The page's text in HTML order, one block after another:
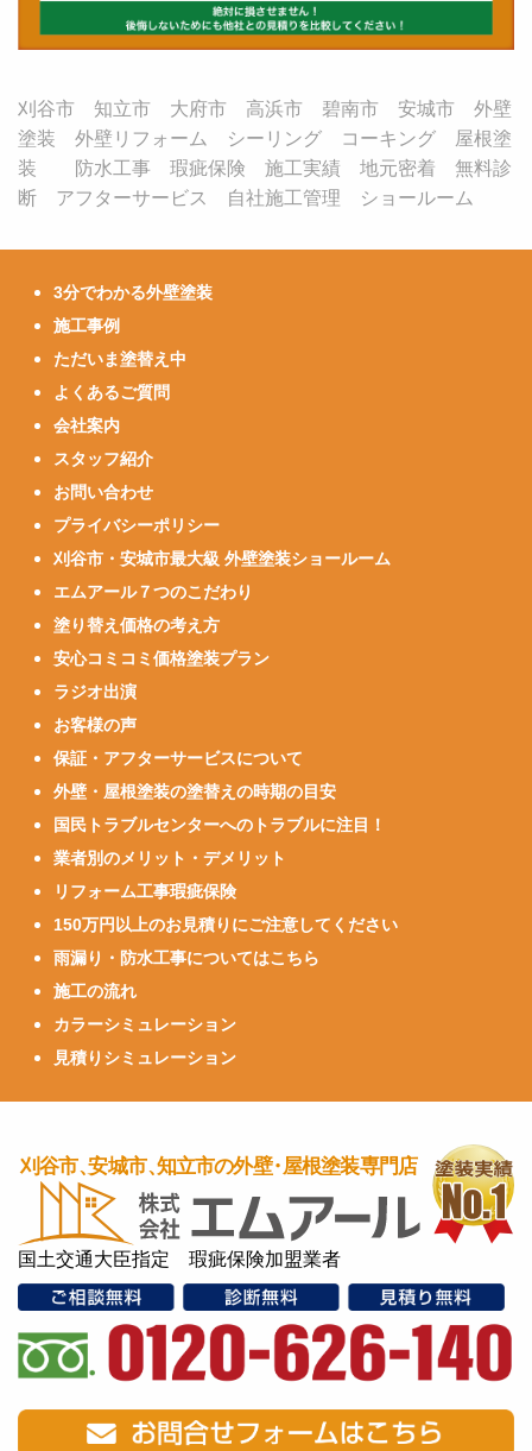
刈谷市 知立市 大府市 高浜市 碧南市 安城市 外壁
塗装 外壁リフォーム シーリング コーキング 屋根塗
装 防水工事 瑕疵保険 施工実績 地元密着 無料診
断 アフターサービス 自社施工管理 ショールーム
3分でわかる外壁塗装
施工事例
ただいま塗替え中
よくあるご質問
会社案内
スタッフ紹介
お問い合わせ
プライバシーポリシー
刈谷市・安城市最大級 外壁塗装ショールーム
エムアール７つのこだわり
塗り替え価格の考え方
安心コミコミ価格塗装プラン
ラジオ出演
お客様の声
保証・アフターサービスについて
外壁・屋根塗装の塗替えの時期の目安
国民トラブルセンターへのトラブルに注目！
業者別のメリット・デメリット
リフォーム工事瑕疵保険
150万円以上のお見積りにご注意してください
雨漏り・防水工事についてはこちら
施工の流れ
カラーシミュレーション
見積りシミュレーション
国土交通大臣指定 瑕疵保険加盟業者